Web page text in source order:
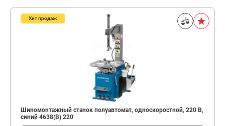
Хит продаж
Шиномонтажный станок полуавтомат, односкоростной, 220 В,
синий 4638(B) 220